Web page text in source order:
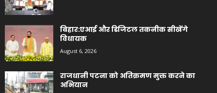
बिहार:एआई और डिजिटल तकनीक सीखेंगे
विधायक
August 6, 2026
राजधानी पटना को अतिक्रमण मुक्त करने का
अभियान